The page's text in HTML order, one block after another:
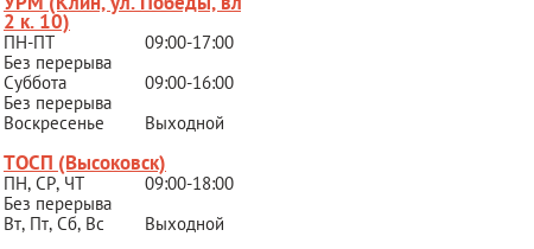
2 к. 10)
ПН-ПТ
09:00-17:00
Без перерыва
Суббота
09:00-16:00
Без перерыва
Воскресенье
Выходной
ТОСП (Высоковск)
ПН, СР, ЧТ
09:00-18:00
Без перерыва
Вт, Пт, Сб, Вс
Выходной